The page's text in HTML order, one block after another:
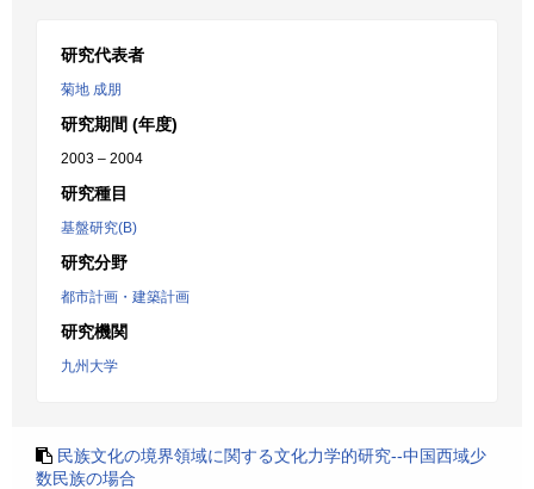
研究代表者
菊地 成朋
研究期間 (年度)
2003 – 2004
研究種目
基盤研究(B)
研究分野
都市計画・建築計画
研究機関
九州大学
民族文化の境界領域に関する文化力学的研究--中国西域少
数民族の場合